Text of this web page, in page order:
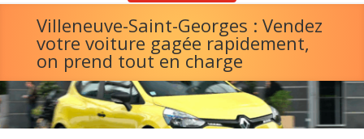
Villeneuve-Saint-Georges : Vendez
votre voiture gagée rapidement,
on prend tout en charge